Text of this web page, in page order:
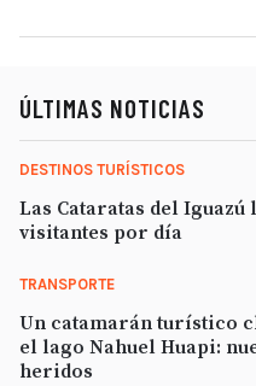
ÚLTIMAS NOTICIAS
DESTINOS TURÍSTICOS
Las Cataratas del
visitantes por día
TRANSPORTE
Un catamarán turístico
el lago Nahuel Huapi:
heridos